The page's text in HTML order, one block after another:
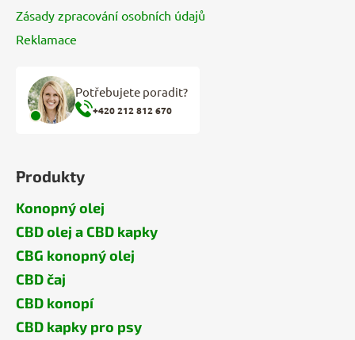
Zásady zpracování osobních údajů
Reklamace
Potřebujete poradit?
+420 212 812 670
Produkty
Konopný olej
CBD olej a CBD kapky
CBG konopný olej
CBD čaj
CBD konopí
CBD kapky pro psy